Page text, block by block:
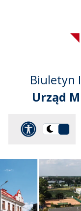
Biuletyn
Urząd
Przełącz
ciemną